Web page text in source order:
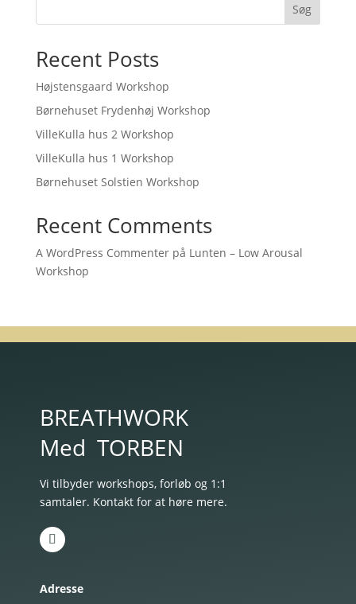
Søg
Recent Posts
Højstensgaard Workshop
Børnehuset Frydenhøj Workshop
VilleKulla hus 2 Workshop
VilleKulla hus 1 Workshop
Børnehuset Solstien Workshop
Recent Comments
A WordPress Commenterpå Lunten – Low Arousal
Workshop
BREATHWORK
Med TORBEN
Vi tilbyder workshops, forløb og 1:1
samtaler. Kontakt for at høre mere.
Adresse